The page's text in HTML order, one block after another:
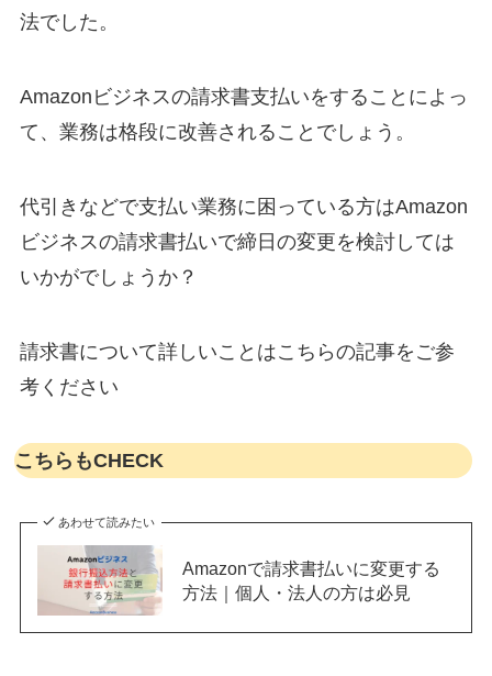
法でした。
Amazonビジネスの請求書支払いをすることによっ
て、業務は格段に改善されることでしょう。
代引きなどで支払い業務に困っている方はAmazon
ビジネスの請求書払いで締日の変更を検討しては
いかがでしょうか？
請求書について詳しいことはこちらの記事をご参
考ください
こちらもCHECK
あわせて読みたい
Amazonで請求書払いに変更する
方法｜個人・法人の方は必見